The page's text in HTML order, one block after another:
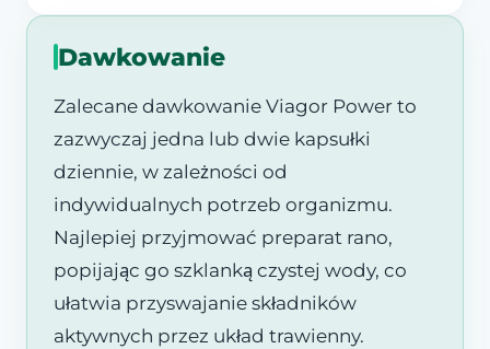
Dawkowanie
Zalecane dawkowanie Viagor Power to
zazwyczaj jedna lub dwie kapsułki
dziennie, w zależności od
indywidualnych potrzeb organizmu.
Najlepiej przyjmować preparat rano,
popijając go szklanką czystej wody, co
ułatwia przyswajanie składników
aktywnych przez układ trawienny.